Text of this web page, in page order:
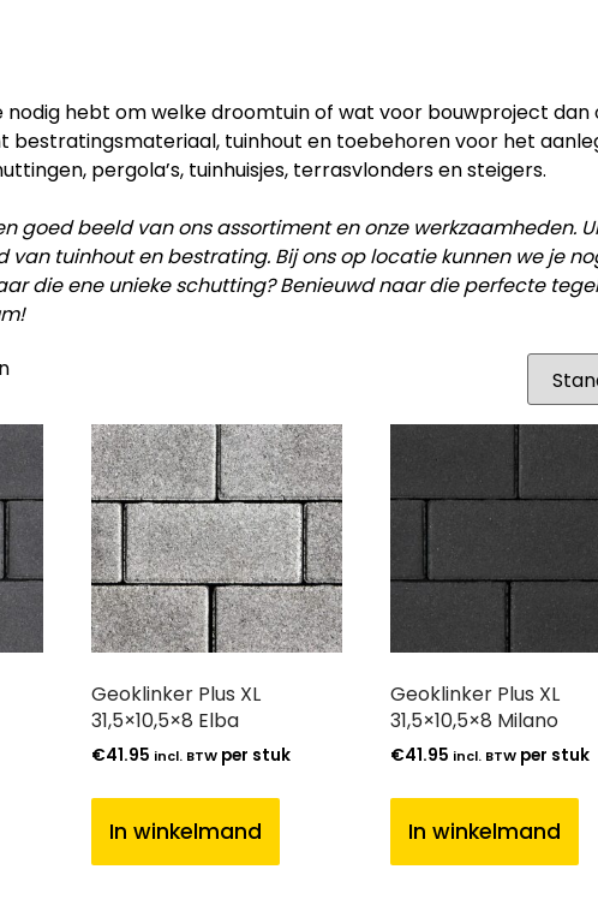
nodig hebt om welke droomtuin of wat voor bouwproject
bestratingsmateriaal, tuinhout en toebehoren voor het
pergola’s, tuinhuisjes, terrasvlonders en steigers.
goed beeld van ons assortiment en onze werkzaamheden.
van tuinhout en bestrating. Bij ons op locatie kunnen we je
die ene unieke schutting? Benieuwd naar die perfecte
Geoklinker Plus XL
31,5×10,5×8 Elba
€41.95 incl. BTW per stuk
In winkelmand
Geoklinker Plus XL
31,5×10,5×8 Milano
€41.95 incl. BTW per stuk
In winkelmand